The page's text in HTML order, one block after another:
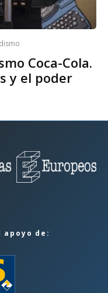
Coca-Cola.
y el poder
apoyo de: